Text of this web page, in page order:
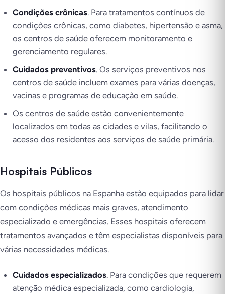
Condições crônicas. Para tratamentos contínuos de
condições crônicas, como diabetes, hipertensão e asma,
os centros de saúde oferecem monitoramento e
gerenciamento regulares.
Cuidados preventivos. Os serviços preventivos nos
centros de saúde incluem exames para várias doenças,
vacinas e programas de educação em saúde.
Os centros de saúde estão convenientemente
localizados em todas as cidades e vilas, facilitando o
acesso dos residentes aos serviços de saúde primária.
Hospitais Públicos
Os hospitais públicos na Espanha estão equipados para lidar
com condições médicas mais graves, atendimento
especializado e emergências. Esses hospitais oferecem
tratamentos avançados e têm especialistas disponíveis para
várias necessidades médicas.
Cuidados especializados. Para condições que requerem
atenção médica especializada, como cardiologia,